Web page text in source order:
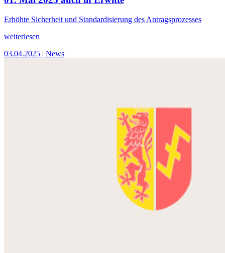
Erhöhte Sicherheit und Standardisierung des Antragsprozesses
weiterlesen
03.04.2025 | News